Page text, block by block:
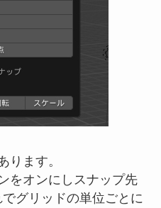
ります。
をオンにしスナップ先
グリッドの単位ごとに